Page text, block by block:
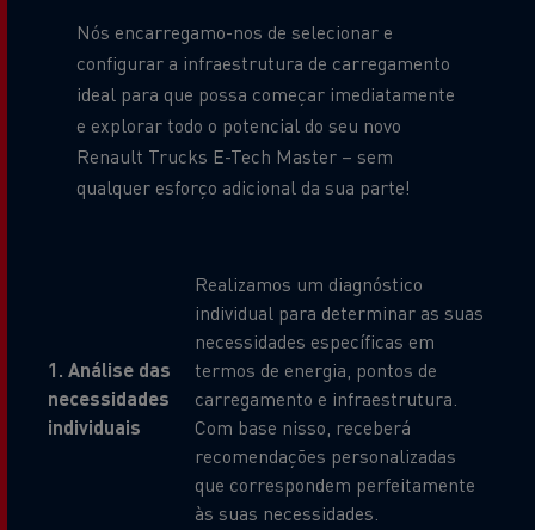
Nós encarregamo-nos de selecionar e
configurar a infraestrutura de carregamento
ideal para que possa começar imediatamente
e explorar todo o potencial do seu novo
Renault Trucks E-Tech Master – sem
qualquer esforço adicional da sua parte!
1. Análise das
necessidades
individuais
Realizamos um diagnóstico
individual para determinar as suas
necessidades específicas em
termos de energia, pontos de
carregamento e infraestrutura.
Com base nisso, receberá
recomendações personalizadas
que correspondem perfeitamente
às suas necessidades.